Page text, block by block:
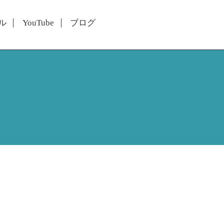
YouTube ブログ